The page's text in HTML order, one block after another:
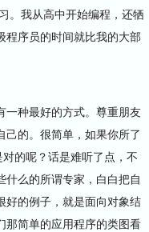
。我从高中开始编程，还牺
程序员的时间就比我的大部
种最好的方式。尊重朋友
的。很简单，如果你所了
的呢？话是难听了点，不
么的所谓专家，白白把自
好的例子，就是面向对象结
那简单的应用程序的类图看